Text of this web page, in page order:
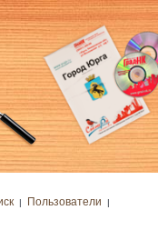
| Пользователи |